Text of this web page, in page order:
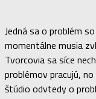
Jedná sa o problém
momentálne musia
Tvorcovia sa síce
problémov pracujú,
štúdio odvtedy o